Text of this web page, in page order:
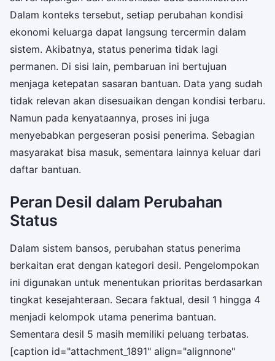
Dalam konteks tersebut, setiap perubahan kondisi
ekonomi keluarga dapat langsung tercermin dalam
sistem. Akibatnya, status penerima tidak lagi
permanen. Di sisi lain, pembaruan ini bertujuan
menjaga ketepatan sasaran bantuan. Data yang sudah
tidak relevan akan disesuaikan dengan kondisi terbaru.
Namun pada kenyataannya, proses ini juga
menyebabkan pergeseran posisi penerima. Sebagian
masyarakat bisa masuk, sementara lainnya keluar dari
daftar bantuan.
Peran Desil dalam Perubahan
Status
Dalam sistem bansos, perubahan status penerima
berkaitan erat dengan kategori desil. Pengelompokan
ini digunakan untuk menentukan prioritas berdasarkan
tingkat kesejahteraan. Secara faktual, desil 1 hingga 4
menjadi kelompok utama penerima bantuan.
Sementara desil 5 masih memiliki peluang terbatas.
[caption id="attachment_1891" align="alignnone"